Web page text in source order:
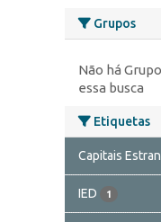
Grupos
Não há
essa busca
Etiquetas
Capitais
IED 1